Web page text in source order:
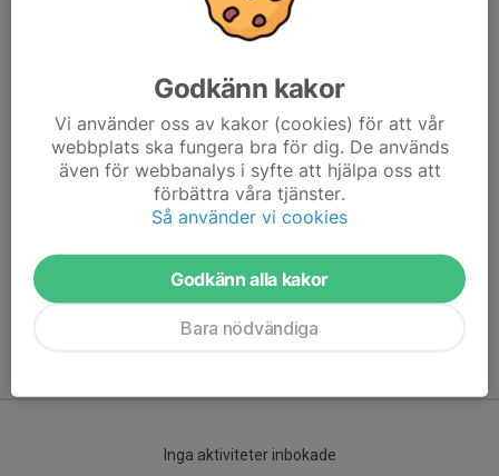
Här hamnar automatiskt de senaste nyheterna på hemsidan. För
att kunna börja administrera hemsidan loggar du in högst upp till
/Svenskalag.se
Inga aktiviteter inbokade
Godkänn kakor
Vi använder oss av kakor (cookies) för att vår
webbplats ska fungera bra för dig. De används
även för webbanalys i syfte att hjälpa oss att
förbättra våra tjänster.
Så använder vi cookies
Godkänn alla kakor
Bara nödvändiga